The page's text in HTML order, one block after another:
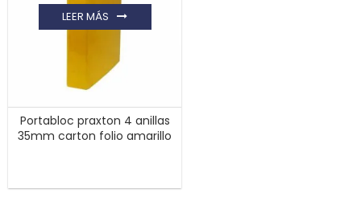
Portabloc praxton 4 anillas
35mm carton folio amarillo
LEER MÁS